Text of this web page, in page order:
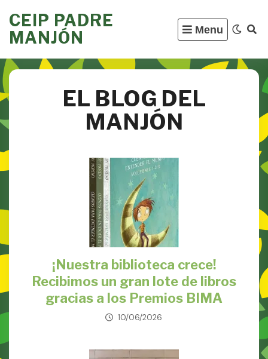
to
content
CEIP PADRE
MANJÓN
Menu
EL BLOG DEL
MANJÓN
¡Nuestra biblioteca crece!
Recibimos un gran lote de libros
gracias a los Premios BIMA
10/06/2026